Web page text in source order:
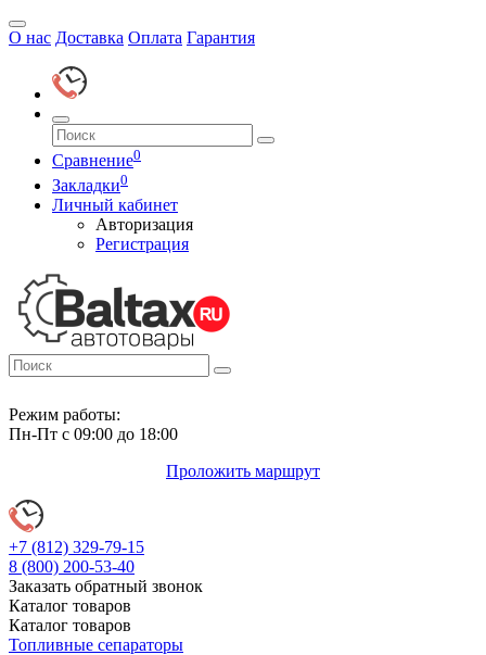
О нас Доставка Оплата Гарантия
Сравнение0
Закладки0
Личный кабинет
Авторизация
Регистрация
Режим работы:
Пн-Пт с 09:00 до 18:00
Проложить маршрут
+7 (812) 329-79-15
8 (800) 200-53-40
Заказать обратный звонок
Каталог товаров
Каталог товаров
Топливные сепараторы